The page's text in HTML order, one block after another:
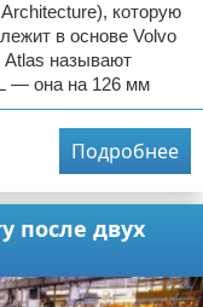
которую
в основе Volvo
Atlas называют
— она на 126 мм
Подробнее
после двух